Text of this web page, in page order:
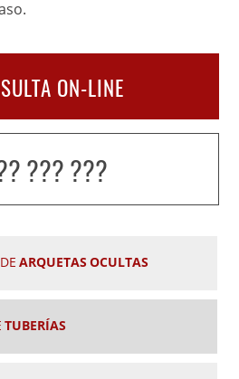
ON-LINE
??? ???
ARQUETAS OCULTAS
TUBERÍAS